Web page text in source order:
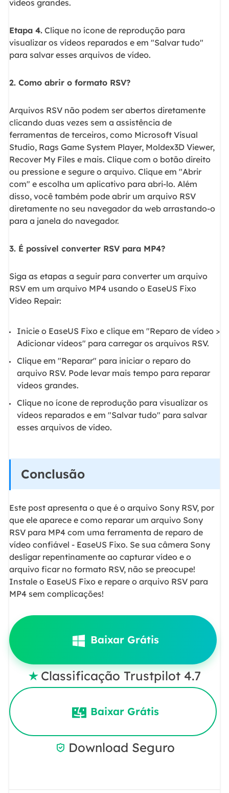
vídeos grandes.
Etapa 4.Clique no ícone de reprodução para
visualizar os vídeos reparados e em "Salvar tudo"
para salvar esses arquivos de vídeo.
2. Como abrir o formato RSV?
Arquivos RSV não podem ser abertos diretamente
clicando duas vezes sem a assistência de
ferramentas de terceiros, como Microsoft Visual
Studio, Rags Game System Player, Moldex3D Viewer,
Recover My Files e mais. Clique com o botão direito
ou pressione e segure o arquivo. Clique em "Abrir
com" e escolha um aplicativo para abri-lo. Além
disso, você também pode abrir um arquivo RSV
diretamente no seu navegador da web arrastando-o
para a janela do navegador.
3. É possível converter RSV para MP4?
Siga as etapas a seguir para converter um arquivo
RSV em um arquivo MP4 usando o EaseUS Fixo
Video Repair:
Inicie o EaseUS Fixo e clique em "Reparo de vídeo >
Adicionar vídeos" para carregar os arquivos RSV.
Clique em "Reparar" para iniciar o reparo do
arquivo RSV. Pode levar mais tempo para reparar
vídeos grandes.
Clique no ícone de reprodução para visualizar os
vídeos reparados e em "Salvar tudo" para salvar
esses arquivos de vídeo.
Conclusão
Este post apresenta o que é o arquivo Sony RSV, por
que ele aparece e como reparar um arquivo Sony
RSV para MP4 com uma ferramenta de reparo de
vídeo confiável - EaseUS Fixo. Se sua câmera Sony
desligar repentinamente ao capturar vídeo e o
arquivo ficar no formato RSV, não se preocupe!
Instale o EaseUS Fixo e repare o arquivo RSV para
MP4 sem complicações!
Baixar Grátis
 Classificação Trustpilot 4.7
Baixar Grátis
 Download Seguro